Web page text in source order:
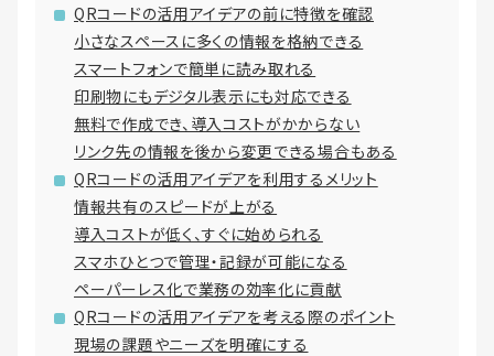
QRコードの活用アイデアの前に特徴を確認
小さなスペースに多くの情報を格納できる
スマートフォンで簡単に読み取れる
印刷物にもデジタル表示にも対応できる
無料で作成でき、導入コストがかからない
リンク先の情報を後から変更できる場合もある
QRコードの活用アイデアを利用するメリット
情報共有のスピードが上がる
導入コストが低く、すぐに始められる
スマホひとつで管理・記録が可能になる
ペーパーレス化で業務の効率化に貢献
QRコードの活用アイデアを考える際のポイント
現場の課題やニーズを明確にする